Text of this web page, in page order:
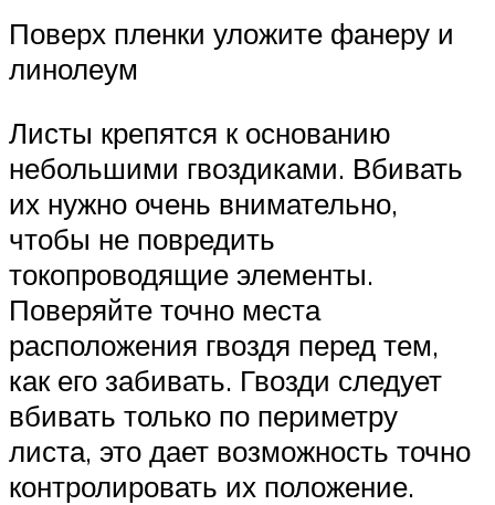
Поверх пленки уложите фанеру и
линолеум
Листы крепятся к основанию
небольшими гвоздиками. Вбивать
их нужно очень внимательно,
чтобы не повредить
токопроводящие элементы.
Поверяйте точно места
расположения гвоздя перед тем,
как его забивать. Гвозди следует
вбивать только по периметру
листа, это дает возможность точно
контролировать их положение.